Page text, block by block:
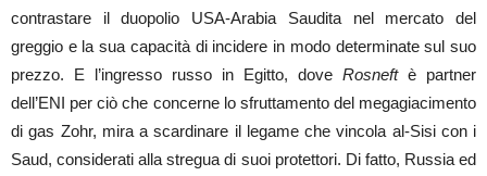
contrastare il duopolio USA-Arabia Saudita nel mercato del
greggio e la sua capacità di incidere in modo determinate sul suo
prezzo. E l’ingresso russo in Egitto, dove Rosneft è partner
dell’ENI per ciò che concerne lo sfruttamento del megagiacimento
di gas Zohr, mira a scardinare il legame che vincola al-Sisi con i
Saud, considerati alla stregua di suoi protettori. Di fatto, Russia ed